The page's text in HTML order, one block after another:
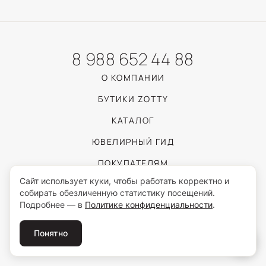
8 988 652 44 88
О КОМПАНИИ
БУТИКИ ZOTTY
КАТАЛОГ
ЮВЕЛИРНЫЙ ГИД
ПОКУПАТЕЛЯМ
Пользуясь сайтом, вы соглашаетесь с обработкой персональных данных
© 2026 ZOTTY · ИП Самойлова И.С.
Сайт использует куки, чтобы работать корректно и
собирать обезличенную статистику посещений.
Подробнее — в Политике конфиденциальности.
Понятно